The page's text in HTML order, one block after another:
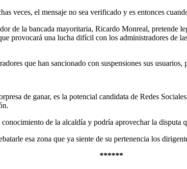
veces, el mensaje no sea verificado y es entonces
de la bancada mayoritaria, Ricardo Monreal, pretende
provocará una lucha difícil con los administradores de
que han sancionado con suspensiones sus
de ganar, es la potencial candidata de Redes
de la alcaldía y podría aprovechar la disputa
esa zona que ya siente de su pertenencia los
******